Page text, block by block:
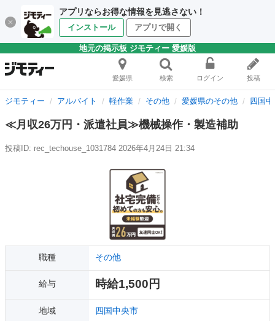
アプリならお得な情報を見逃さない！
インストール アプリで開く
地元の掲示板 ジモティー 愛媛版
愛媛県 検索 ログイン 投稿
ジモティー アルバイト 軽作業 その他 愛媛県のその他 四国
≪月収26万円・派遣社員≫機械操作・製造補助
投稿ID: rec_techouse_1031784 2026年4月24日 21:34
職種 その他
給与 時給1,500円
地域 四国中央市